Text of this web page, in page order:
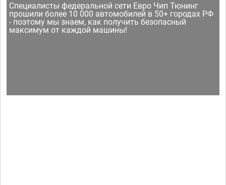
Специалисты федеральной сети Евро Чип Тюнинг
прошили более 10 000 автомобилей в 50+ городах РФ
- поэтому мы знаем, как получить безопасный
максимум от каждой машины!